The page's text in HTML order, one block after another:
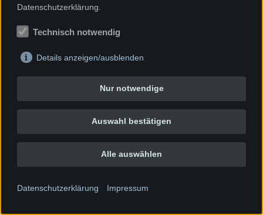
Datenschutzerklärung.
Technisch notwendig
Details anzeigen/ausblenden
Nur notwendige
Auswahl bestätigen
Alle auswählen
Datenschutzerklärung Impressum